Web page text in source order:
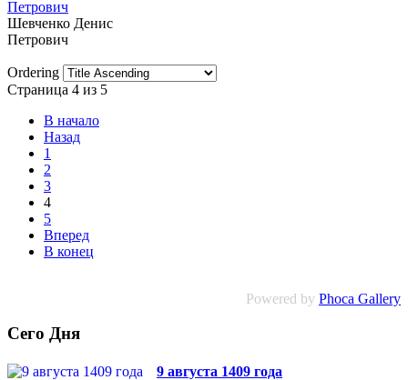
Шевченко Денис
Петрович
Ordering
Страница 4 из 5
В начало
Назад
1
2
3
4
5
Вперед
В конец
Powered by Phoca Gallery
Сего Дня
9 августа 1409 года